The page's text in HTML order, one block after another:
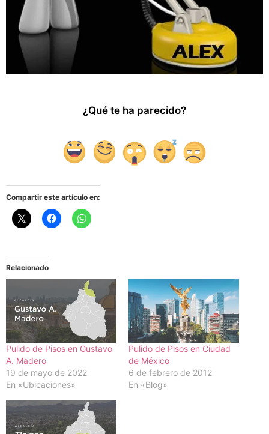
¿Qué te ha parecido?
Compartir este artículo en:
Relacionado
Pulido de Pisos en Gustavo
A. Madero
19 de mayo de 2022
En «Ubicaciones»
Pulido de Pisos en Ciudad
de México
6 de febrero de 2012
En «Blog»